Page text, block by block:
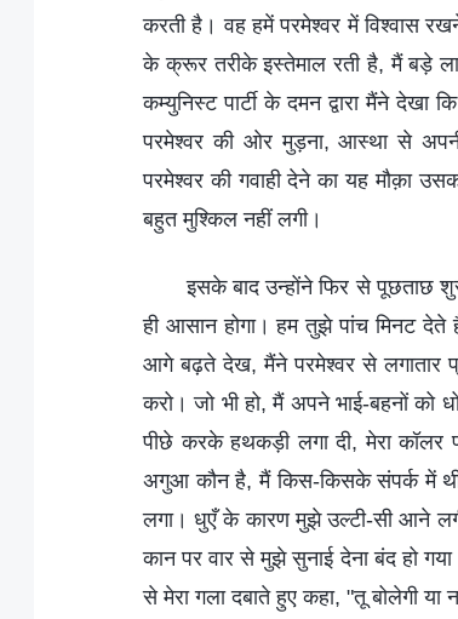
करती है। वह हमें परमेश्वर में विश्वास
के क्रूर तरीके इस्तेमाल रती है, मैं बड़े
कम्युनिस्ट पार्टी के दमन द्वारा मैंने
परमेश्वर की ओर मुड़ना, आस्था से
परमेश्वर की गवाही देने का यह मौक़ा
बहुत मुश्किल नहीं लगी।
इसके बाद उन्होंने फिर से पूछताछ
ही आसान होगा। हम तुझे पांच मिनट
आगे बढ़ते देख, मैंने परमेश्वर से लगातार
करो। जो भी हो, मैं अपने भाई-बहनों को
पीछे करके हथकड़ी लगा दी, मेरा
अगुआ कौन है, मैं किस-किसके संपर्क में
लगा। धुएँ के कारण मुझे उल्टी-सी आने
कान पर वार से मुझे सुनाई देना बंद हो
से मेरा गला दबाते हुए कहा, "तू बोलेगी या